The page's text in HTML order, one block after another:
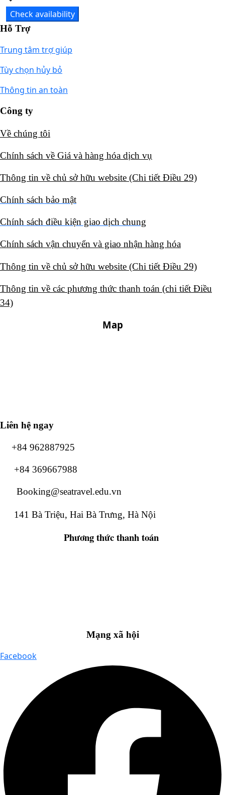
Check availability
Hỗ Trợ
Trung tâm trợ giúp
Tùy chọn hủy bỏ
Thông tin an toàn
Công ty
Về chúng tôi​
Chính sách về Giá và hàng hóa dịch vụ​
Thông tin về chủ sở hữu website (Chi tiết Điều 29)​
Chính sách bảo mật​
Chính sách điều kiện giao dịch chung​
Chính sách vận chuyển và giao nhận hàng hóa​
Thông tin về chủ sở hữu website (Chi tiết Điều 29)​
Thông tin về các phương thức thanh toán (chi tiết Điều
34)​
Map
Liên hệ ngay
+84 962887925
+84 369667988
Booking@seatravel.edu.vn
141 Bà Triệu, Hai Bà Trưng, Hà Nội
Phương thứcthanh toán
Mạng xã hội
Facebook